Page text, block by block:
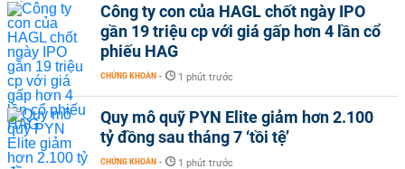
Công ty con của HAGL chốt ngày IPO
gần 19 triệu cp với giá gấp hơn 4 lần cổ
phiếu HAG
CHỨNG KHOÁN - 1 phút trước
Quy mô quỹ PYN Elite giảm hơn 2.100
tỷ đồng sau tháng 7 ‘tồi tệ’
CHỨNG KHOÁN - 1 phút trước